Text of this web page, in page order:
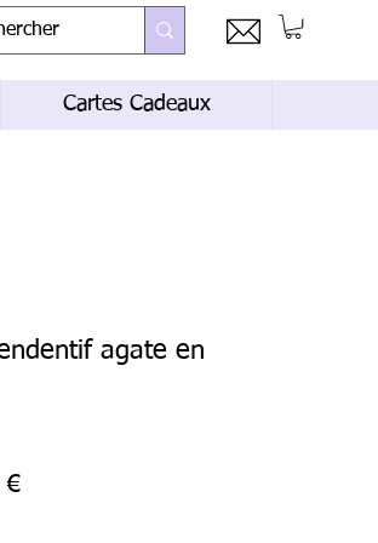
Cartes Cadeaux
agate en
€Prix